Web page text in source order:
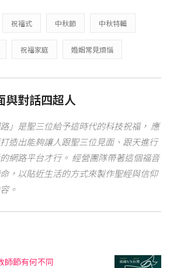
祝福式 中秋節 中秋特輯
祝福家庭 婚姻常見煩惱
與對話四超人
路」是聖三位給予這時代的科技祝福， 應
造出能夠讓人跟聖三位見面、跟天進行
網路平台才行。 經營團隊帶著這個福音
，以貼近生活的方式來製作聖經與信仰
。
師節有何不同